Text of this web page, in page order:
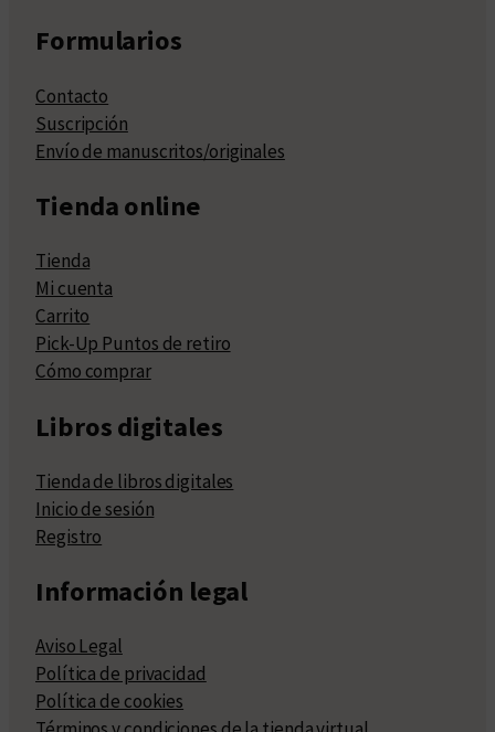
Formularios
Contacto
Suscripción
Envío de manuscritos/originales
Tienda online
Tienda
Mi cuenta
Carrito
Pick-Up Puntos de retiro
Cómo comprar
Libros digitales
Tienda de libros digitales
Inicio de sesión
Registro
Información legal
Aviso Legal
Política de privacidad
Política de cookies